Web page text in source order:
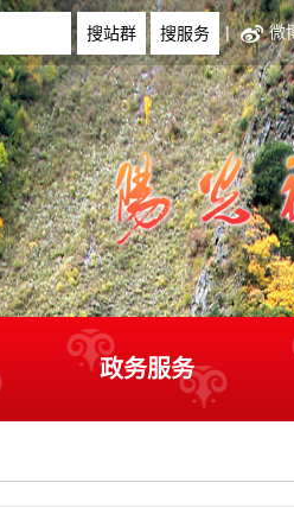
| 微
政务服务